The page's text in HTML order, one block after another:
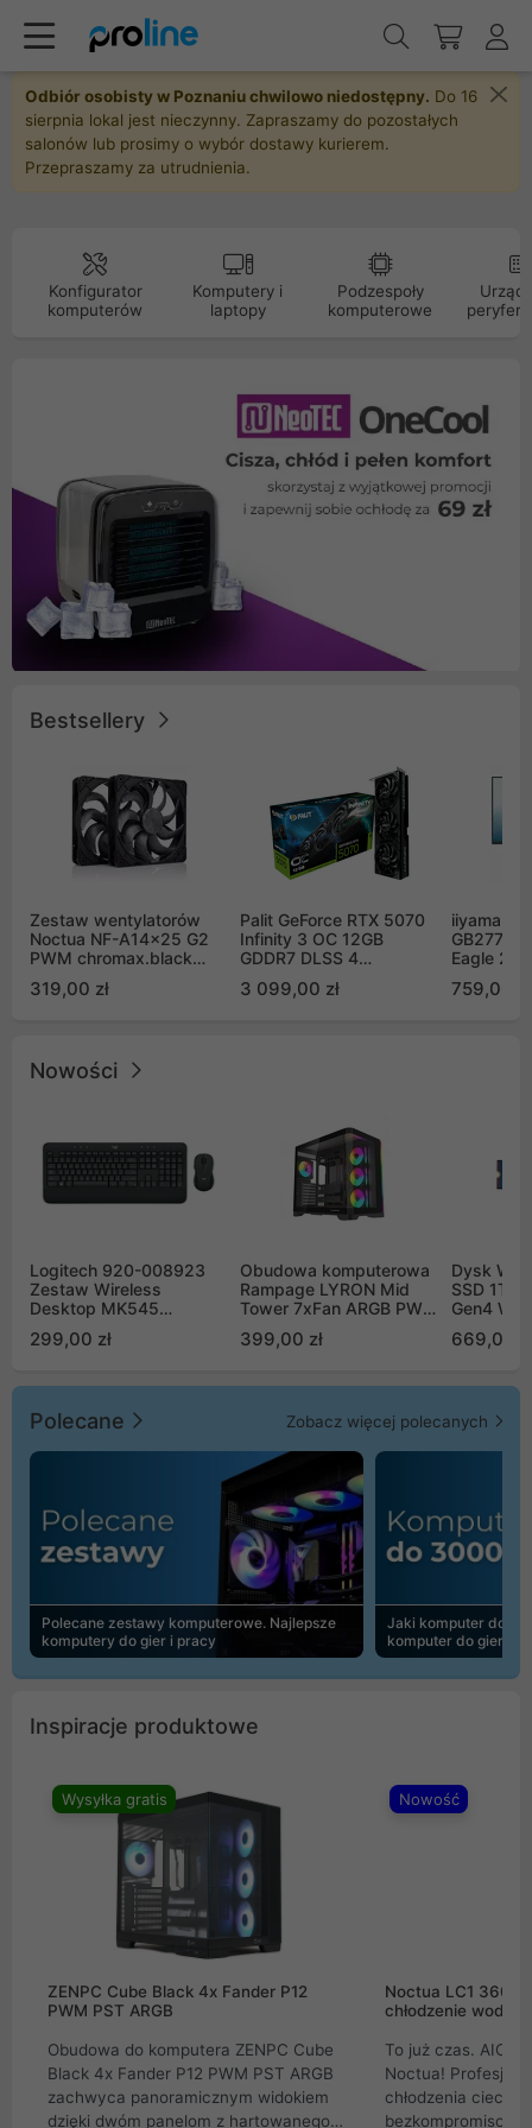
Odbiór osobisty w Poznaniu chwilowo niedostępny. Do 16
sierpnia lokal jest nieczynny. Zapraszamy do pozostałych
salonów lub prosimy o wybór dostawy kurierem.
Przepraszamy za utrudnienia.
Konfigurator
komputerów
Komputery i
laptopy
Podzespoły
komputerowe
Bestsellery
Zestaw wentylatorów
Noctua NF-A14x25 G2
PWM chromax.black
Push Pull (2szt)
319,00 zł
Palit GeForce RTX 5070
Infinity 3 OC 12GB
GDDR7 DLSS 4
GB2050S)
3 099,00 zł
iiyama G-
Eagle 27"
759,00 zł
Nowości
Logitech 920-008923
Zestaw Wireless
Desktop MK545
299,00 zł
Obudowa komputerowa
Rampage LYRON Mid
Tower 7xFan ARGB PWM
399,00 zł
Dysk WD
SSD 1TB
Gen4
669,00
Polecane Zobacz więcej polecanych
Polecane zestawy komputerowe. Najlepsze
komputery do gier i pracy
Jaki komputer do
komputer do gier |
Inspiracje produktowe
Wysyłka gratis
ZENPC Cube Black 4x Fander P12
PWM PST ARGB
Obudowa do komputera ZENPC Cube
Black 4x Fander P12 PWM PST ARGB
zachwyca panoramicznym widokiem
dzięki dwóm panelom z hartowanego
Nowość
Noctua LC1
chłodzenie wodne
To już czas. AIO
Noctua!
chłodzenia cieczą